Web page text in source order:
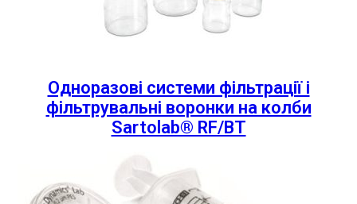
Одноразові системи фільтрації і
фільтрувальні воронки на колби
Sartolab® RF/BT